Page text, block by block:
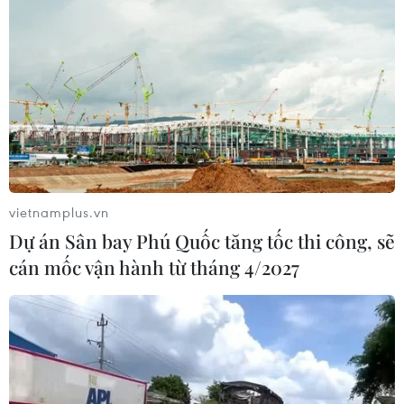
vietnamplus.vn
Dự án Sân bay Phú Quốc tăng tốc thi công, sẽ
cán mốc vận hành từ tháng 4/2027